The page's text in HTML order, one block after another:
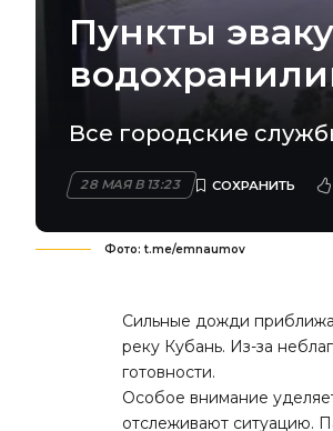
Пункты
Все городские
28 МАЯ В 13:23
Фото: t.me/emnaumov
Сильные дожди
реку Кубань. Из-за
готовности.
Особое внимание
отслеживают ситуацию.